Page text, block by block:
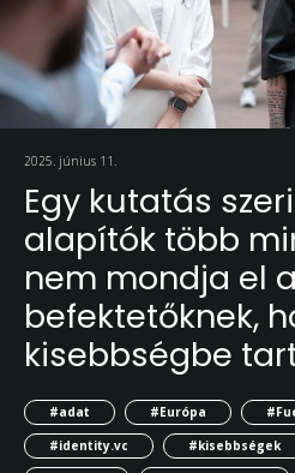
2025. június 11.
Egy kutatás
alapítók több
nem mondja el a
befektetőknek,
kisebbségbe
#adat #Európa
#identity.vc
#kisebbségek